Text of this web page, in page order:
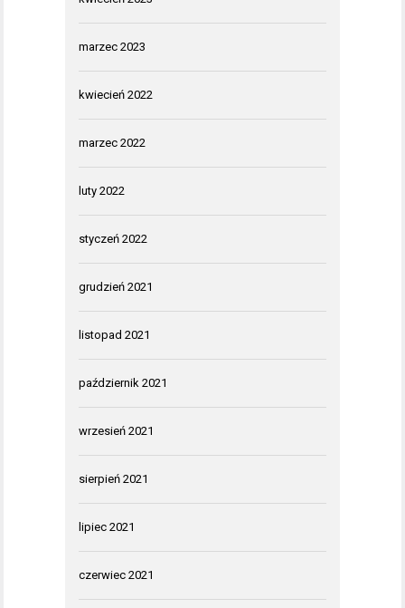
marzec 2023
kwiecień 2022
marzec 2022
luty 2022
styczeń 2022
grudzień 2021
listopad 2021
październik 2021
wrzesień 2021
sierpień 2021
lipiec 2021
czerwiec 2021